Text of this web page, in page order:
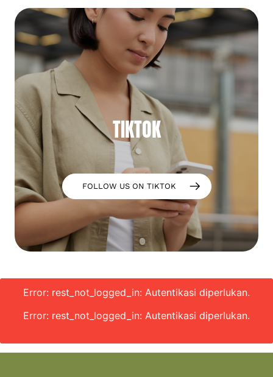
TIKTOK
FOLLOW US ON TIKTOK
Error: rest_not_logged_in: Autentikasi diperlukan.
Error: rest_not_logged_in: Autentikasi diperlukan.